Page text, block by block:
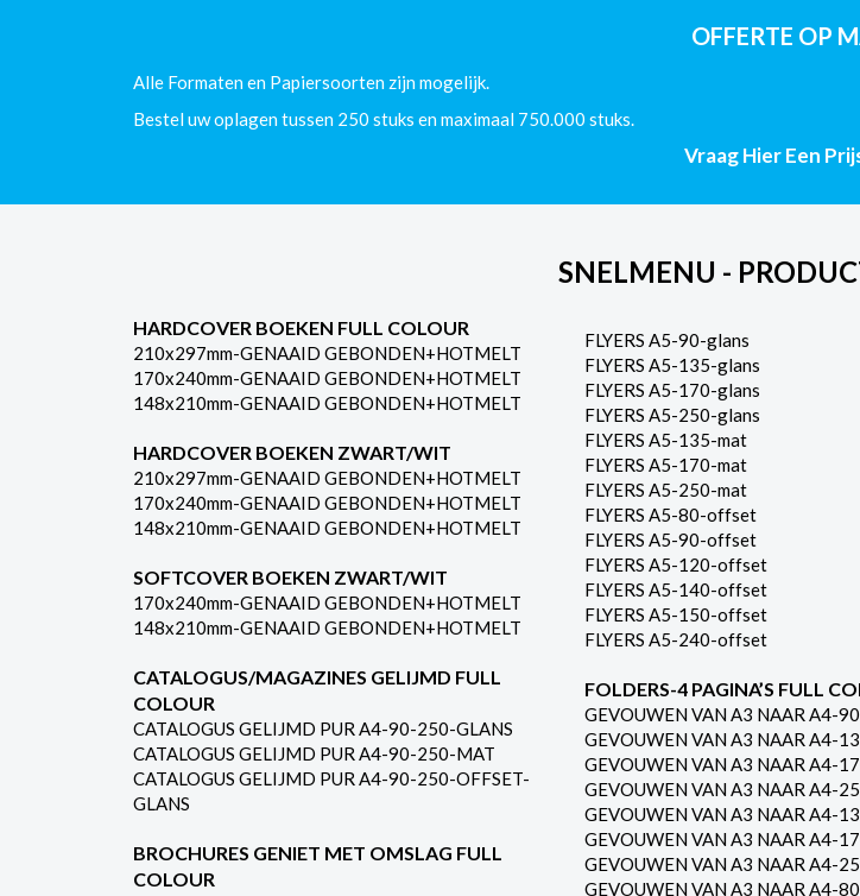
-
(90/
OFFERTE OP
Alle Formaten en Papiersoorten zijn mogelijk.
Bestel uw oplagen tussen 250 stuks en maximaal 750.000 stuks.
Vraag Hier Een
SNELMENU -
HARDCOVER BOEKEN FULL COLOUR
210x297mm-GENAAID GEBONDEN+HOTMELT
170x240mm-GENAAID GEBONDEN+HOTMELT
148x210mm-GENAAID GEBONDEN+HOTMELT
HARDCOVER BOEKEN ZWART/WIT
210x297mm-GENAAID GEBONDEN+HOTMELT
170x240mm-GENAAID GEBONDEN+HOTMELT
148x210mm-GENAAID GEBONDEN+HOTMELT
SOFTCOVER BOEKEN ZWART/WIT
170x240mm-GENAAID GEBONDEN+HOTMELT
148x210mm-GENAAID GEBONDEN+HOTMELT
CATALOGUS/MAGAZINES GELIJMD FULL
COLOUR
CATALOGUS GELIJMD PUR A4-90-250-GLANS
CATALOGUS GELIJMD PUR A4-90-250-MAT
CATALOGUS GELIJMD PUR A4-90-250-OFFSET-
GLANS
BROCHURES GENIET MET OMSLAG FULL
COLOUR
FLYERS A5-90-glans
FLYERS A5-135-glans
FLYERS A5-170-glans
FLYERS A5-250-glans
FLYERS A5-135-mat
FLYERS A5-170-mat
FLYERS A5-250-mat
FLYERS A5-80-offset
FLYERS A5-90-offset
FLYERS A5-120-offset
FLYERS A5-140-offset
FLYERS A5-150-offset
FLYERS A5-240-offset
FOLDERS-4 PAGINA’S FULL
GEVOUWEN VAN A3 NAAR A4-
GEVOUWEN VAN A3 NAAR A4-
GEVOUWEN VAN A3 NAAR A4-
GEVOUWEN VAN A3 NAAR A4-
GEVOUWEN VAN A3 NAAR A4-
GEVOUWEN VAN A3 NAAR A4-
GEVOUWEN VAN A3 NAAR A4-
GEVOUWEN VAN A3 NAAR A4-